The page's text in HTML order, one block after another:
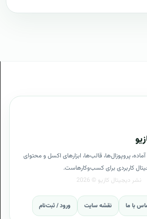
پروپوزال BI یا هوش تجاری (Business Intelligence)
پروپوزال‌ها، قالب‌ها، ابزارهای اکسل و محتوای
کاربردی برای کسب‌وکارهاست.
با ما نقشه سایت ورود / ثبت‌نام